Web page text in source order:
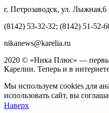
г. Петрозаводск, ул. Лыжная,6
(8142) 53-32-32; (8142) 51-52-
nikanews@karelia.ru
2020 © «Ника Плюс» —
Карелии. Теперь и в
Мы используем cookies для
использовать сайт, вы
Наверх